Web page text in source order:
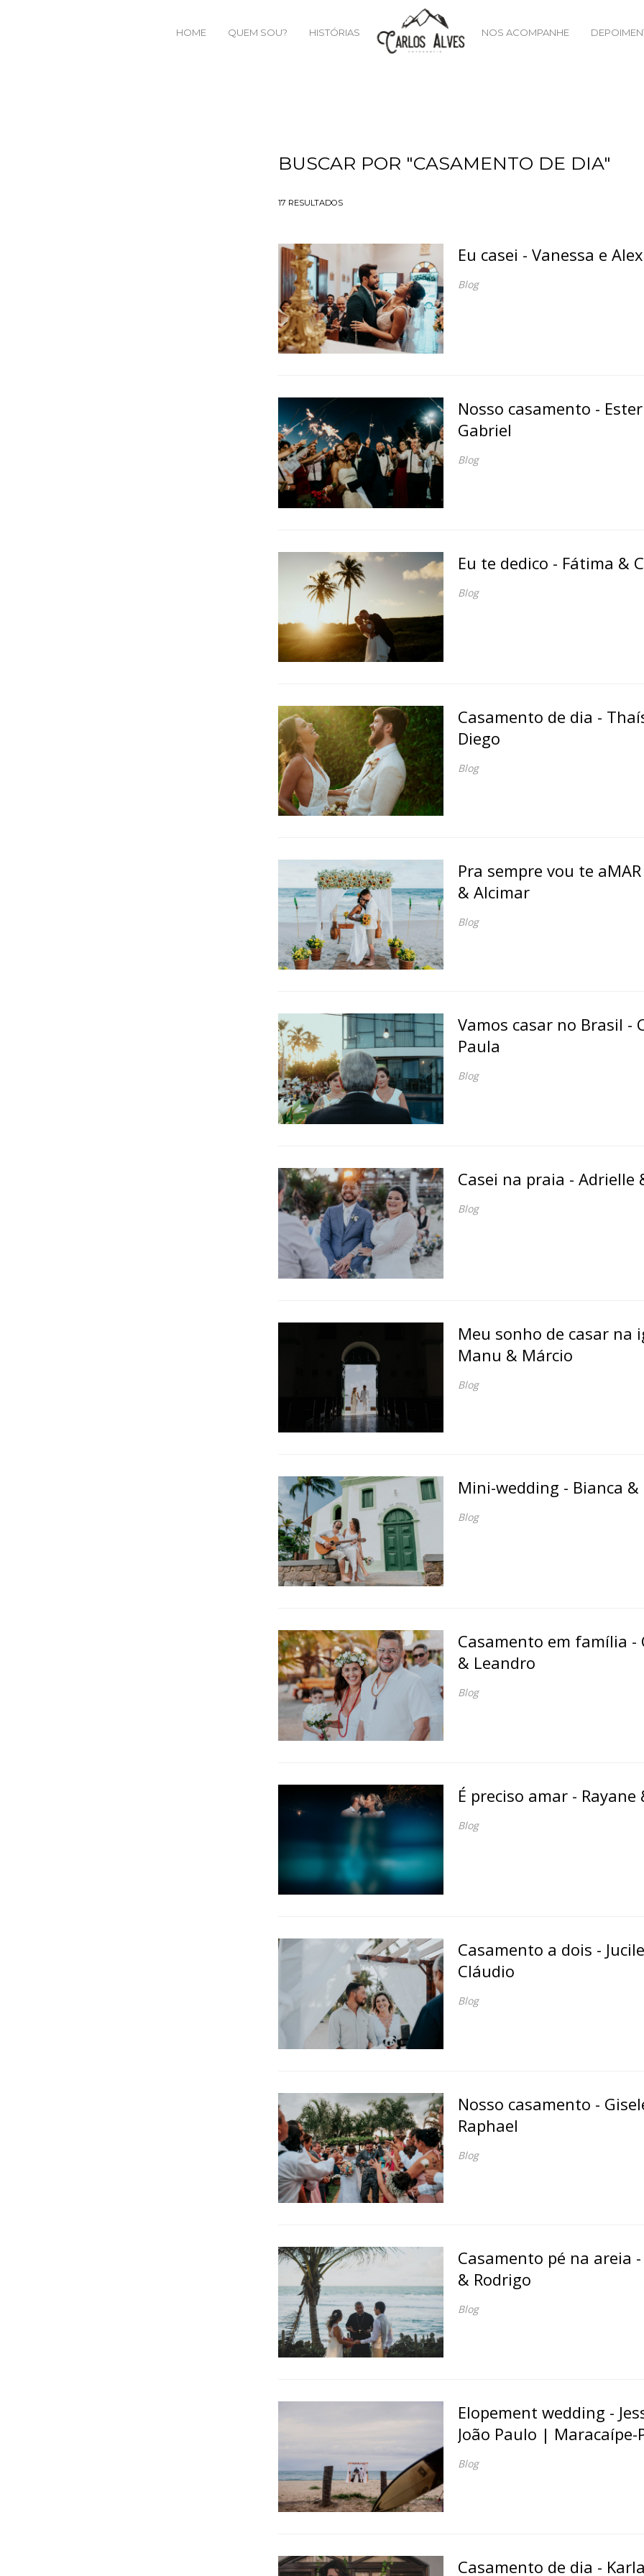
HOME QUEM SOU? HISTÓRIAS NOS ACOMPANHE
BUSCAR POR "CASAMENTO DE DIA"
17 RESULTADOS
Eu casei - Vanessa e
Blog
Nosso casamento -
Gabriel
Blog
Eu te dedico - Fátima &
Blog
Casamento de dia -
Diego
Blog
Pra sempre vou te
& Alcimar
Blog
Vamos casar no Brasil -
Paula
Blog
Casei na praia - Adrielle
Blog
Meu sonho de casar na
Manu & Márcio
Blog
Mini-wedding - Bianca &
Blog
Casamento em família -
& Leandro
Blog
É preciso amar - Rayane
Blog
Casamento a dois -
Cláudio
Blog
Nosso casamento -
Raphael
Blog
Casamento pé na areia -
& Rodrigo
Blog
Elopement wedding -
João Paulo | Maracaípe-
Blog
Casamento de dia -